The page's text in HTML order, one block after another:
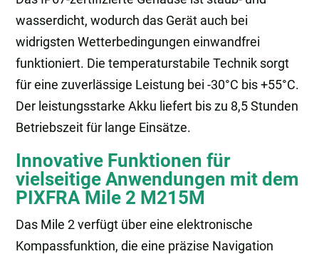
wasserdicht, wodurch das Gerät auch bei
widrigsten Wetterbedingungen einwandfrei
funktioniert. Die temperaturstabile Technik sorgt
für eine zuverlässige Leistung bei -30°C bis +55°C.
Der leistungsstarke Akku liefert bis zu 8,5 Stunden
Betriebszeit für lange Einsätze.
Innovative Funktionen für
vielseitige Anwendungen mit dem
PIXFRA Mile 2 M215M
Das Mile 2 verfügt über eine elektronische
Kompassfunktion, die eine präzise Navigation